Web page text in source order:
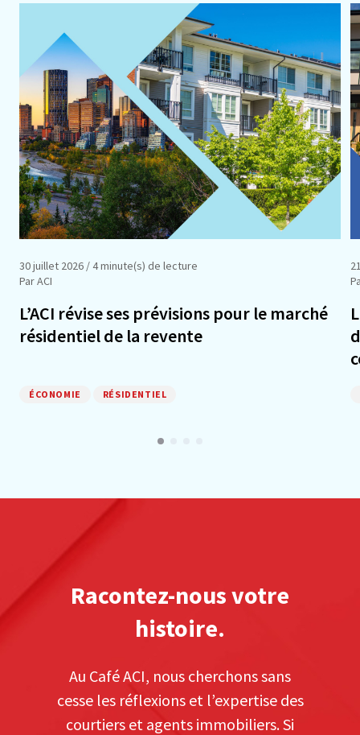
30 juillet 2026 / 4 minute(s) de lecture
Par ACI
L’ACI révise ses prévisions pour le marché
résidentiel de la revente
ÉCONOMIE RÉSIDENTIEL
Racontez-nous votre
histoire.
Au Café ACI, nous cherchons sans
cesse les réflexions et l’expertise des
courtiers et agents immobiliers. Si